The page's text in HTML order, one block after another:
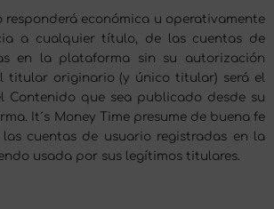
responderá económica u operativamente
a cualquier título, de las cuentas de
en la plataforma sin su autorización
titular originario (y único titular) será el
Contenido que sea publicado desde su
It´s Money Time presume de buena fe
cuentas de usuario registradas en la
usada por sus legítimos titulares.